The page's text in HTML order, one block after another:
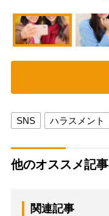
SNS ハラスメント
他のオススメ記事
関連記事